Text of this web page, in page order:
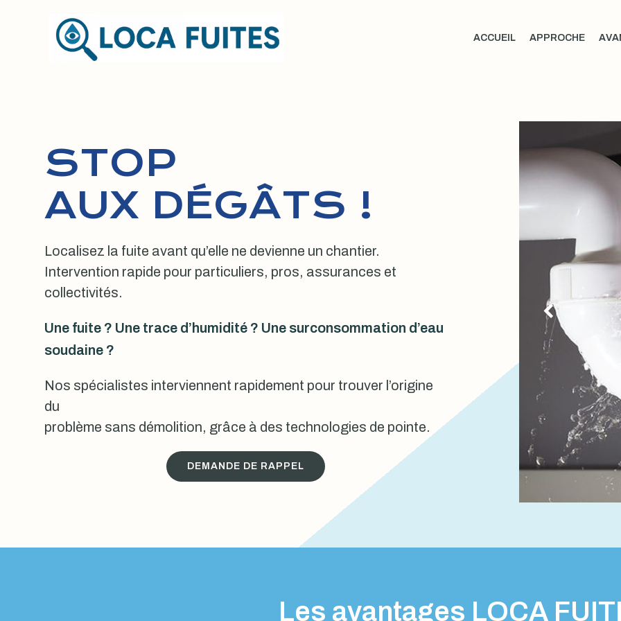
ACCUEIL APPROCHE
STOP
AUX DÉGÂTS !
Localisez la fuite avant qu’elle ne devienne un chantier.
Intervention rapide pour particuliers, pros, assurances et
collectivités.
Une fuite ? Une trace d’humidité ? Une surconsommation d’eau
soudaine ?
Nos spécialistes interviennent rapidement pour trouver l’origine
du
problème sans démolition, grâce à des technologies de pointe.
DEMANDE DE RAPPEL
Les avantages LOCA